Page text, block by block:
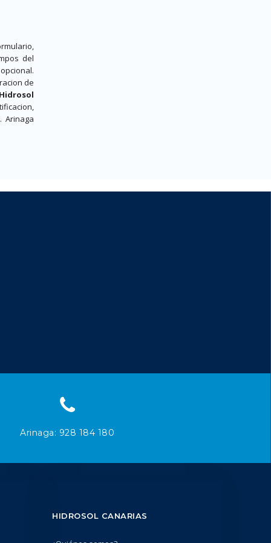
del
de
Arinaga
Arinaga: 928 184 180
HIDROSOL CANARIAS